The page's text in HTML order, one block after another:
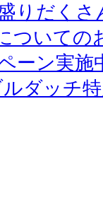
りだくさ
ついての
ーン実施
ルダッチ